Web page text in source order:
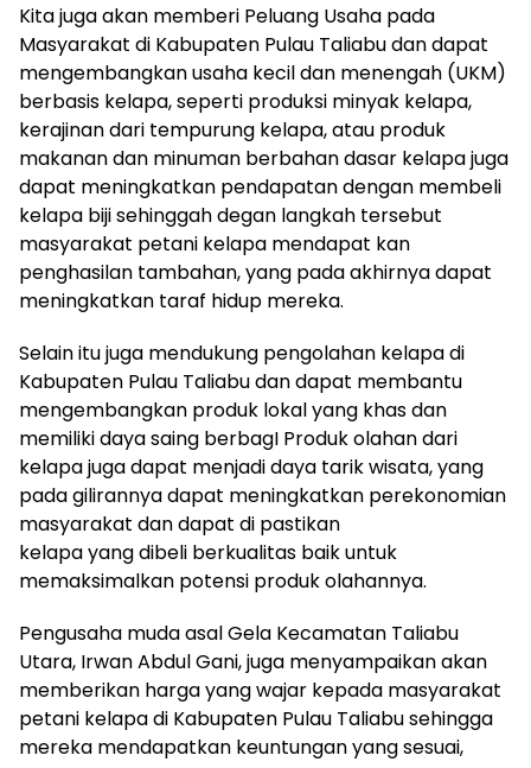
Kita juga akan memberi Peluang Usaha pada
Masyarakat di Kabupaten Pulau Taliabu dan dapat
mengembangkan usaha kecil dan menengah (UKM)
berbasis kelapa, seperti produksi minyak kelapa,
kerajinan dari tempurung kelapa, atau produk
makanan dan minuman berbahan dasar kelapa juga
dapat meningkatkan pendapatan dengan membeli
kelapa biji sehinggah degan langkah tersebut
masyarakat petani kelapa mendapat kan
penghasilan tambahan, yang pada akhirnya dapat
meningkatkan taraf hidup mereka.
Selain itu juga mendukung pengolahan kelapa di
Kabupaten Pulau Taliabu dan dapat membantu
mengembangkan produk lokal yang khas dan
memiliki daya saing berbagI Produk olahan dari
kelapa juga dapat menjadi daya tarik wisata, yang
pada gilirannya dapat meningkatkan perekonomian
masyarakat dan dapat di pastikan
kelapa yang dibeli berkualitas baik untuk
memaksimalkan potensi produk olahannya.
Pengusaha muda asal Gela Kecamatan Taliabu
Utara, Irwan Abdul Gani, juga menyampaikan akan
memberikan harga yang wajar kepada masyarakat
petani kelapa di Kabupaten Pulau Taliabu sehingga
mereka mendapatkan keuntungan yang sesuai,